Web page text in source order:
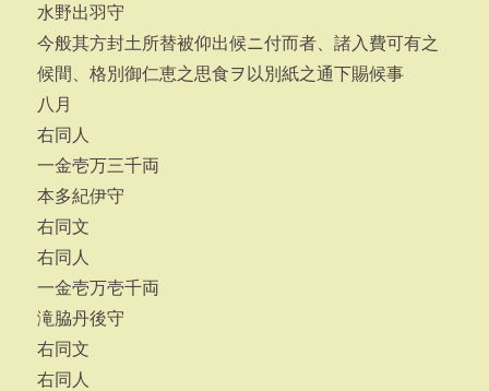
水野出羽守
今般其方封土所替被仰出候ニ付而者、諸入費可有之
候間、格別御仁恵之思食ヲ以別紙之通下賜候事
八月
右同人
一金壱万三千両
本多紀伊守
右同文
右同人
一金壱万壱千両
滝脇丹後守
右同文
右同人